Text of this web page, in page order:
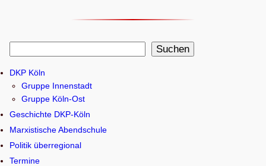
c
e
n
Suchen
DKP Köln
Gruppe Innenstadt
Gruppe Köln-Ost
Geschichte DKP-Köln
Marxistische Abendschule
Politik überregional
Termine